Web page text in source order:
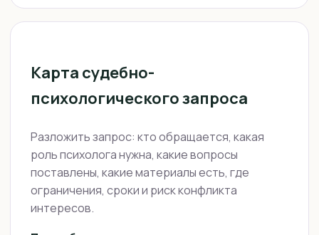
Карта судебно-
психологического запроса
Разложить запрос: кто обращается, какая
роль психолога нужна, какие вопросы
поставлены, какие материалы есть, где
ограничения, сроки и риск конфликта
интересов.